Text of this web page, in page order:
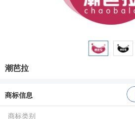
潮芭拉
商标信息
商标类别